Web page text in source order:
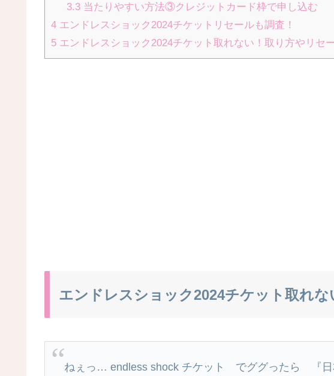
3.3当たりやすい方法③クレジットカード枠で申し込む
4 エンドレスショック2024チケットリセールも調査！
5 エンドレスショック2024チケット取れない！取り方やリセ
エンドレスショック2024チケット取れな
ねぇっ… endless shock チケット でググったら 『日